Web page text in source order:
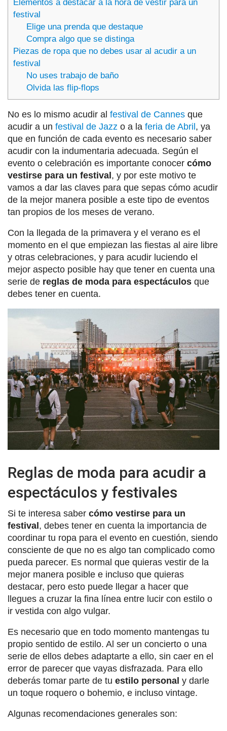
Elementos a destacar a la hora de vestir para un
festival
Elige una prenda que destaque
Compra algo que se distinga
Piezas de ropa que no debes usar al acudir a un
festival
No uses trabajo de baño
Olvida las flip-flops
No es lo mismo acudir al festival de Cannes que
acudir a un festival de Jazz o a la feria de Abril , ya
que en función de cada evento es necesario saber
acudir con la indumentaria adecuada. Según el
evento o celebración es importante conocer cómo
vestirse para un festival , y por este motivo te
vamos a dar las claves para que sepas cómo acudir
de la mejor manera posible a este tipo de eventos
tan propios de los meses de verano.
Con la llegada de la primavera y el verano es el
momento en el que empiezan las fiestas al aire libre
y otras celebraciones, y para acudir luciendo el
mejor aspecto posible hay que tener en cuenta una
serie de reglas de moda para espectáculos que
debes tener en cuenta.
Reglas de moda para acudir a
espectáculos y festivales
Si te interesa saber cómo vestirse para un
festival , debes tener en cuenta la importancia de
coordinar tu ropa para el evento en cuestión, siendo
consciente de que no es algo tan complicado como
pueda parecer. Es normal que quieras vestir de la
mejor manera posible e incluso que quieras
destacar, pero esto puede llegar a hacer que
llegues a cruzar la fina línea entre lucir con estilo o
ir vestida con algo vulgar.
Es necesario que en todo momento mantengas tu
propio sentido de estilo. Al ser un concierto o una
serie de ellos debes adaptarte a ello, sin caer en el
error de parecer que vayas disfrazada. Para ello
deberás tomar parte de tu estilo personal y darle
un toque roquero o bohemio, e incluso vintage.
Algunas recomendaciones generales son: